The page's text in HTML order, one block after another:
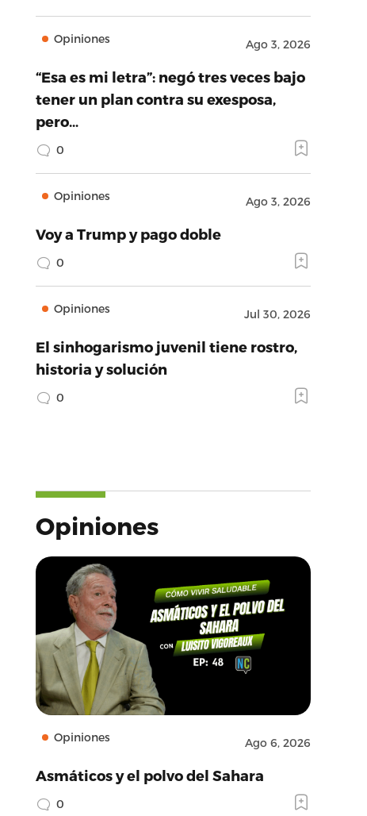
Opiniones Ago 3, 2026
“Esa es mi letra”: negó tres veces bajo
tener un plan contra su exesposa,
pero…
0
Opiniones Ago 3, 2026
Voy a Trump y pago doble
0
Opiniones Jul 30, 2026
El sinhogarismo juvenil tiene rostro,
historia y solución
0
Opiniones
Opiniones Ago 6, 2026
Asmáticos y el polvo del Sahara
0